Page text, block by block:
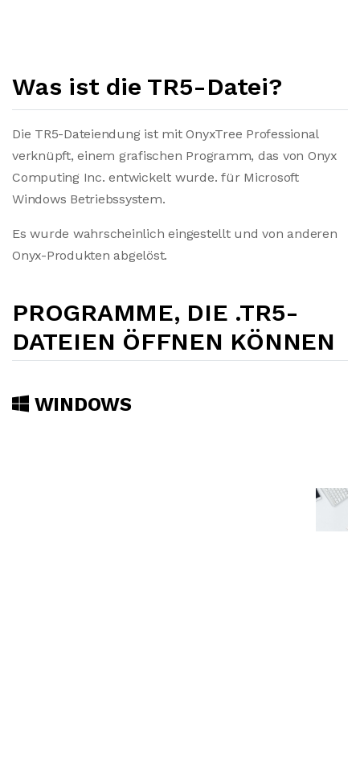
Was ist die TR5-Datei?
Die TR5-Dateiendung ist mit OnyxTree Professional
verknüpft, einem grafischen Programm, das von Onyx
Computing Inc. entwickelt wurde. für Microsoft
Windows Betriebssystem.
Es wurde wahrscheinlich eingestellt und von anderen
Onyx-Produkten abgelöst.
PROGRAMME, DIE .TR5-
DATEIEN ÖFFNEN KÖNNEN
WINDOWS